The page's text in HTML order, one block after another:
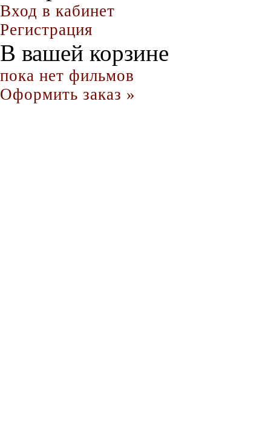
Вход в кабинет
Регистрация
В вашей корзине
пока нет фильмов
Оформить заказ »